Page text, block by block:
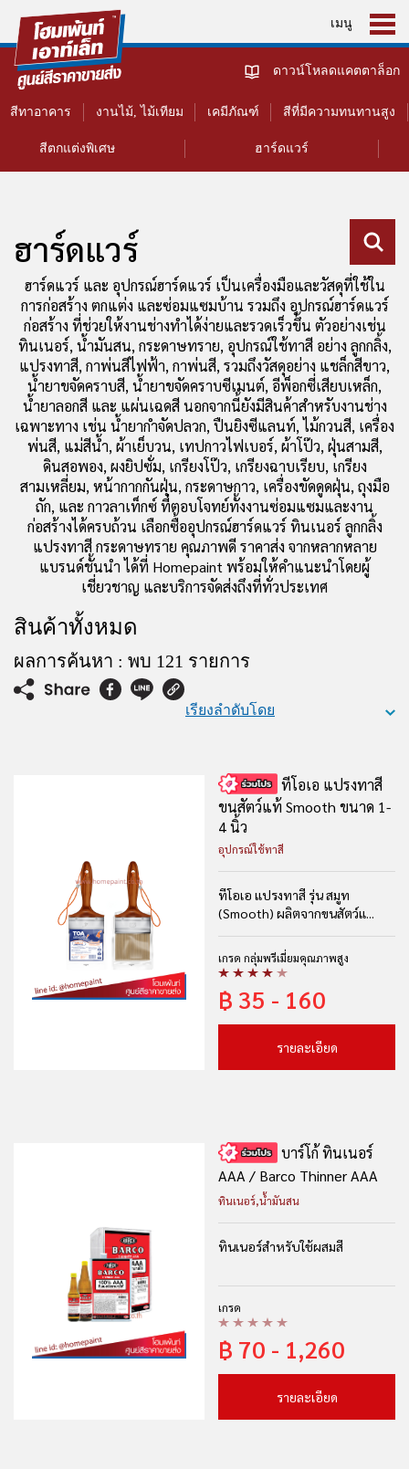
เมนู
สีทาอาคาร งานไม้, ไม้เทียม เคมีภัณฑ์ สีที่มีความทนทานสูง
สีตกแต่งพิเศษ ฮาร์ดแวร์
ดาวน์โหลดแคตตาล็อก
ฮาร์ดแวร์
ฮาร์ดแวร์ และ อุปกรณ์ฮาร์ดแวร์ เป็นเครื่องมือและวัสดุที่ใช้ใน
การก่อสร้าง ตกแต่ง และซ่อมแซมบ้าน รวมถึง อุปกรณ์ฮาร์ดแวร์
ก่อสร้าง ที่ช่วยให้งานช่างทำได้ง่ายและรวดเร็วขึ้น ตัวอย่างเช่น
ทินเนอร์, น้ำมันสน, กระดาษทราย, อุปกรณ์ใช้ทาสี อย่าง ลูกกลิ้ง,
แปรงทาสี, กาพ่นสีไฟฟ้า, กาพ่นสี, รวมถึงวัสดุอย่าง แชล็กสีขาว,
น้ำยาขจัดคราบสี, น้ำยาขจัดคราบซีเมนต์, อีพ็อกซี่เสียบเหล็ก,
น้ำยาลอกสี และ แผ่นเฉดสี นอกจากนี้ยังมีสินค้าสำหรับงานช่าง
เฉพาะทาง เช่น น้ำยากำจัดปลวก, ปืนยิงซีแลนท์, ไม้กวนสี, เครื่อง
พ่นสี, แม่สีน้ำ, ผ้าเย็บวน, เทปกาวไฟเบอร์, ผ้าโป๊ว, ฝุ่นสามสี,
ดินสอพอง, ผงยิปซั่ม, เกรียงโป๊ว, เกรียงฉาบเรียบ, เกรียง
สามเหลี่ยม, หน้ากากกันฝุ่น, กระดาษกาว, เครื่องขัดดูดฝุ่น, ถุงมือ
ถัก, และ กาวลาเท็กซ์ ที่ตอบโจทย์ทั้งงานซ่อมแซมและงาน
ก่อสร้างได้ครบถ้วน เลือกซื้ออุปกรณ์ฮาร์ดแวร์ ทินเนอร์ ลูกกลิ้ง
แปรงทาสี กระดาษทราย คุณภาพดี ราคาส่ง จากหลากหลาย
แบรนด์ชั้นนำ ได้ที่ Homepaint พร้อมให้คำแนะนำโดยผู้
เชี่ยวชาญ และบริการจัดส่งถึงที่ทั่วประเทศ
สินค้าทั้งหมด
ผลการค้นหา : พบ 121 รายการ
เรียงลำดับโดย
ทีโอเอ แปรงทาสี
ขนสัตว์แท้ Smooth ขนาด 1-
4 นิ้ว
อุปกรณ์ใช้ทาสี
ทีโอเอ แปรงทาสี รุ่น สมูท
(Smooth) ผลิตจากขนสัตว์แ...
เกรด กลุ่มพรีเมี่ยมคุณภาพสูง
฿ 35 - 160
รายละเอียด
บาร์โก้ ทินเนอร์
AAA / Barco Thinner AAA
ทินเนอร์,น้ำมันสน
ทินเนอร์สำหรับใช้ผสมสี
เกรด
฿ 70 - 1,260
รายละเอียด